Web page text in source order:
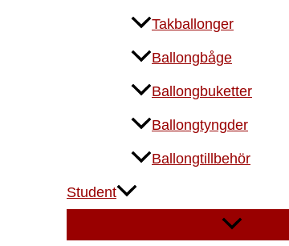
Takballonger
Ballongbåge
Ballongbuketter
Ballongtyngder
Ballongtillbehör
Student